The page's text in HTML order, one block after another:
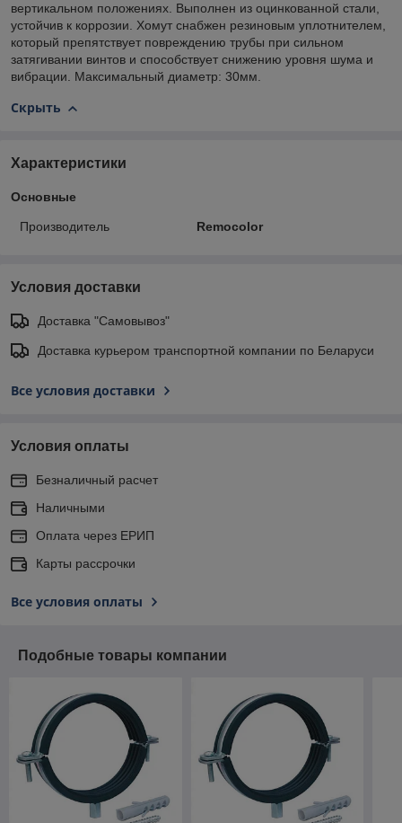
вертикальном положениях. Выполнен из оцинкованной стали,
устойчив к коррозии. Хомут снабжен резиновым уплотнителем,
который препятствует повреждению трубы при сильном
затягивании винтов и способствует снижению уровня шума и
вибрации. Максимальный диаметр: 30мм.
Скрыть
Характеристики
Основные
Производитель Remocolor
Условия доставки
Доставка "Самовывоз"
Доставка курьером транспортной компании по Беларуси
Все условия доставки
Условия оплаты
Безналичный расчет
Наличными
Оплата через ЕРИП
Карты рассрочки
Все условия оплаты
Подобные товары компании